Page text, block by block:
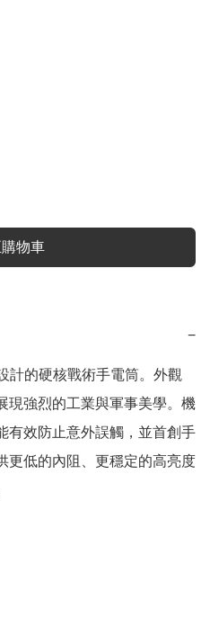
物車
−
計的硬核戰術手電筒。外觀
現強烈的工業與軍事美學。機
有效防止意外誤觸，並首創手
更低的內阻、更穩定的高亮度